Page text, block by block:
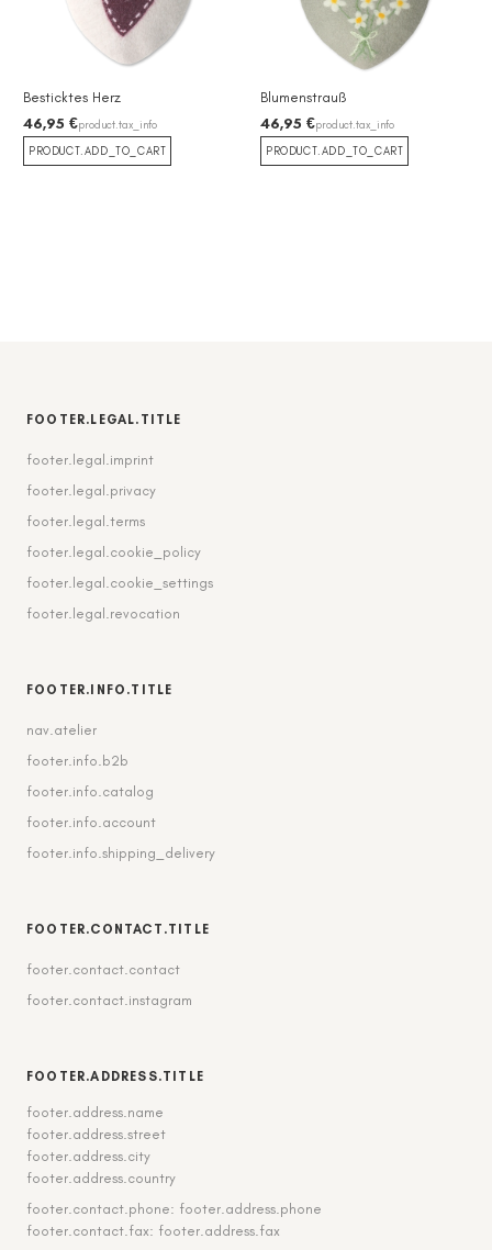
Besticktes Herz
46,95 €product.tax_info
PRODUCT.ADD_TO_CART
Blumenstrauß
46,95 €product.tax_info
PRODUCT.ADD_TO_CART
FOOTER.LEGAL.TITLE
footer.legal.imprint
footer.legal.privacy
footer.legal.terms
footer.legal.cookie_policy
footer.legal.cookie_settings
footer.legal.revocation
FOOTER.INFO.TITLE
nav.atelier
footer.info.b2b
footer.info.catalog
footer.info.account
footer.info.shipping_delivery
FOOTER.CONTACT.TITLE
footer.contact.contact
footer.contact.instagram
FOOTER.ADDRESS.TITLE
footer.address.name
footer.address.street
footer.address.city
footer.address.country
footer.contact.phone: footer.address.phone
footer.contact.fax: footer.address.fax